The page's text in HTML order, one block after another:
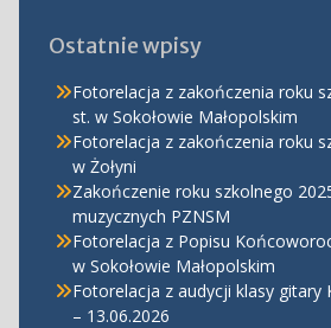
Ostatnie wpisy
Fotorelacja z zakończenia roku
st. w Sokołowie Małopolskim
Fotorelacja z zakończenia roku
w Żołyni
Zakończenie roku szkolnego
muzycznych PZNSM
Fotorelacja z Popisu
w Sokołowie Małopolskim
Fotorelacja z audycji klasy gitary
– 13.06.2026